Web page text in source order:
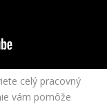
celý pracovný
vám pomôže